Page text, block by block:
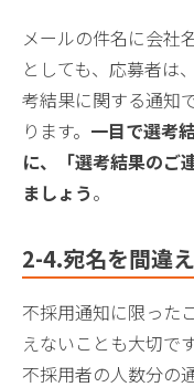
メールの件名に会社
としても、応募者は
考結果に関する通知
ります。 一目で選考
に、「選考結果のご
ましょう。
2-4.宛名を間違
不採用通知に限った
えないことも大切で
不採用者の人数分の